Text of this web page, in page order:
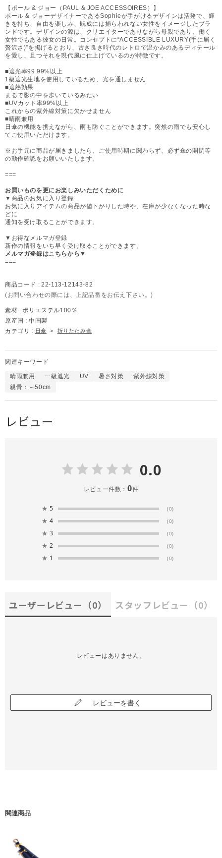
【ポール & ジョー（PAUL & JOE ACCESSOIRES）】
ポール & ジョーデザイナーであるSophieが手がけるデザインは活発で、輝
きを持ち、自由を楽しみ、既成には捕らわれない女性をイメージしたブラ
ンドです。デザインの源は、クリエイターでありながら母親であり、働く
女性でもある彼女の日常。コンセプトに“ACCESSIBLE LUXURY(手に届く
贅沢さ)”を掲げるとおり、古き良き時代のレトロで温かみのあるディテール
を愛し、且つそれを現代風に仕上げているのが特徴です。
■遮光率99.99%以上
1級遮光生地を使用しているため、光を通しません
■遮熱効果
まるで影の中を歩いているみたい
■UVカット率99%以上
これからの紫外線対策に欠かせません
■晴雨兼用
日傘の機能を携えながら、雨も防ぐことができます。突然の雨でも安心し
てご使用いただけます。
※お手元に商品が届きましたら、ご使用時期に関わらず、必ず傘の開閉等
の動作確認をお願いいたします。
===
お買いものを更にお楽しみいただくために
▼商品のお気に入り登録
お気に入りアイテムの商品が値下がりした時や、在庫が少なくなった時な
どに
通知を受け取ることができます。
▼お得なメルマガ登録
新作の情報をいち早く受け取ることができます。
メルマガ登録はこちらから▼
===
商品コード : 22-113-12143-82
(お問い合わせの際には、上記品番をお伝え下さい。)
素材 : ポリエステル100％
原産国 : 中国製
カテゴリ : 日傘 > 折りたたみ傘
関連キーワード
晴雨兼用 一級遮光 UV 暑さ対策
紫外線対策
親骨：～50cm
レビュー
0.0
レビュー件数： 0件
★ 5 (0)
★ 4 (0)
★ 3 (0)
★ 2 (0)
★ 1 (0)
ユーザーレビュー （0） スタッフレビュー （0）
レビューはありません。
レビューを書く
関連商品